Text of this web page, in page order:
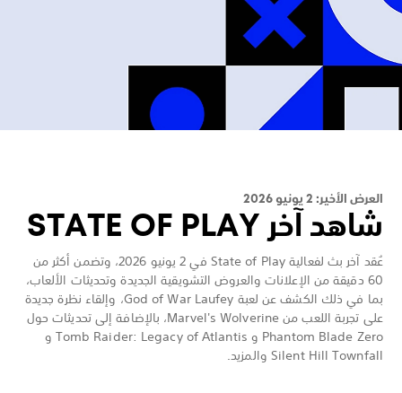
العرض الأخير: 2 يونيو 2026
شاهد آخر STATE OF PLAY
عُقد آخر بث لفعالية State of Play في 2 يونيو 2026، وتضمن أكثر من
60 دقيقة من الإعلانات والعروض التشويقية الجديدة وتحديثات الألعاب،
بما في ذلك الكشف عن لعبة God of War Laufey، وإلقاء نظرة جديدة
على تجربة اللعب من Marvel's Wolverine، بالإضافة إلى تحديثات حول
Phantom Blade Zero و Tomb Raider: Legacy of Atlantis و
Silent Hill Townfall والمزيد.